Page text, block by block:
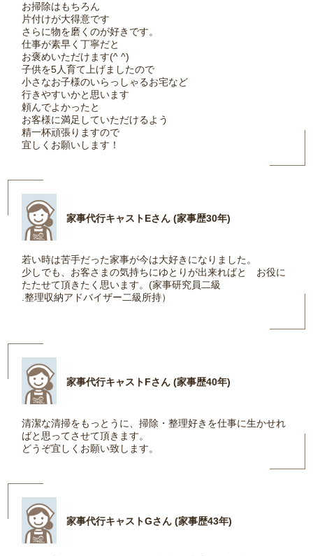
お掃除はもちろん
片付けが大得意です
さらに物を磨くのが好きです。
仕事が素早く丁寧だと
お褒めいただけます(^ ^)
子供を5人育て上げましたので
小さなお子様のいらっしゃるお宅など
行きやすいかと思います
頼んでよかったと
お客様に満足していただけるよう
精一杯頑張りますので
宜しくお願いします！
家事代行キャストEさん (家事歴30年)
若い時は苦手だった家事が今は大好きになりました。
少しでも、お客さまの気持ちにゆとりが出来ればと お役に
たたせて頂きたく思います。(家事研究員二級
.整理収納アドバイザー二級所持）
家事代行キャストFさん (家事歴40年)
清潔な清掃をもっとうに、掃除・整理好きを仕事に生かせれ
ばと思ってさせて頂きます。
どうぞ宜しくお願い致します。
家事代行キャストGさん (家事歴43年)